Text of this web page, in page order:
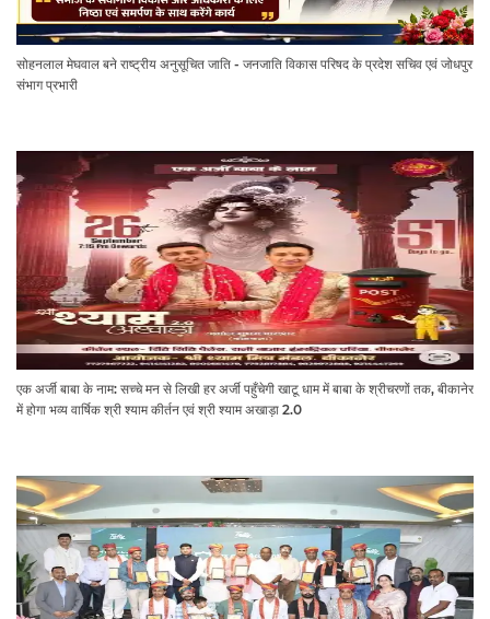
सोहनलाल मेघवाल बने राष्ट्रीय अनुसूचित जाति - जनजाति विकास परिषद के प्रदेश सचिव एवं जोधपुर
संभाग प्रभारी
एक अर्जी बाबा के नाम: सच्चे मन से लिखी हर अर्जी पहुँचेगी खाटू धाम में बाबा के श्रीचरणों तक, बीकानेर
में होगा भव्य वार्षिक श्री श्याम कीर्तन एवं श्री श्याम अखाड़ा 2.0